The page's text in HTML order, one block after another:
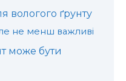
вологого ґрунту
не менш важливі
може бути